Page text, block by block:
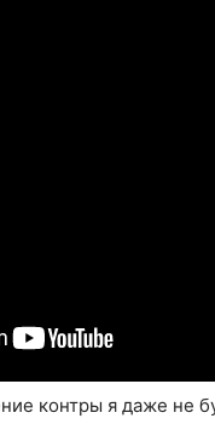
контры я даже не